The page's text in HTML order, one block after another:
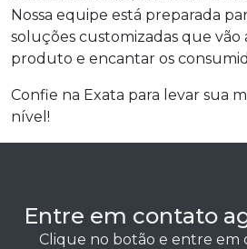
Nossa equipe está preparada
soluções customizadas que vão
produto e encantar os
Confie na Exata para levar sua
nível!
Entre em contato
Clique no botão e entre em